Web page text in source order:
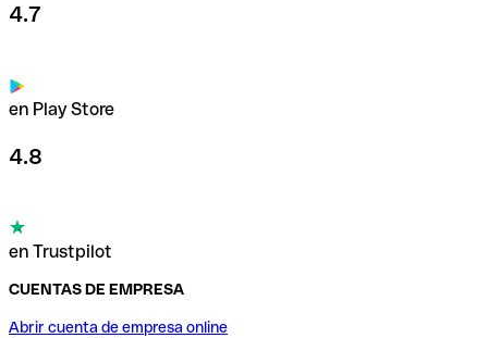
4.7
en Play Store
4.8
en Trustpilot
CUENTAS DE EMPRESA
Abrir cuenta de empresa online